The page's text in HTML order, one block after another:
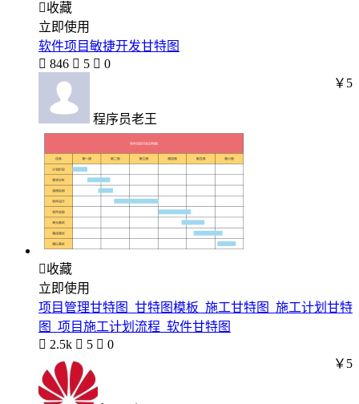
收藏
立即使用
软件项目敏捷开发甘特图
 846  5  0
程序员老王
￥5
收藏
立即使用
项目管理甘特图_甘特图模板_施工甘特图_施工计划甘特
图_项目施工计划流程_软件甘特图
 2.5k  5  0
￥5